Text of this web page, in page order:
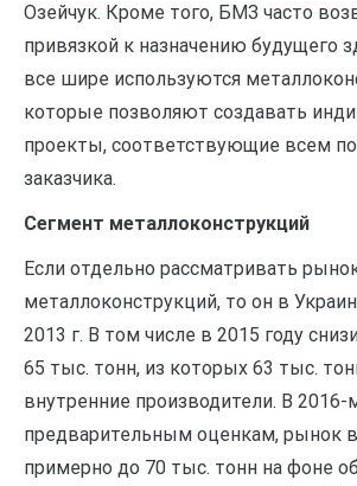
Озейчук. Кроме того, БМЗ часто
привязкой к назначению будущего
все шире используются
которые позволяют создавать
проекты, соответствующие всем
заказчика.
Сегмент металлоконструкций
Если отдельно рассматривать
металлоконструкций, то он в
2013 г. В том числе в 2015 году
65 тыс. тонн, из которых 63 тыс.
внутренние производители. В 2016-
предварительным оценкам, рынок
примерно до 70 тыс. тонн на фоне